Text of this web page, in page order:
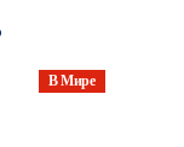
В Мире